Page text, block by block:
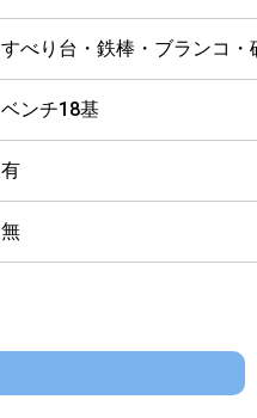
すべり台・鉄棒・ブランコ・
ベンチ18基
有
無